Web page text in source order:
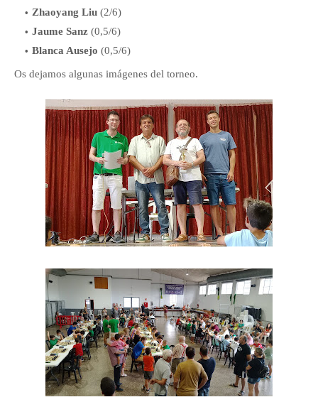
Zhaoyang Liu (2/6)
Jaume Sanz (0,5/6)
Blanca Ausejo (0,5/6)
Os dejamos algunas imágenes del torneo.